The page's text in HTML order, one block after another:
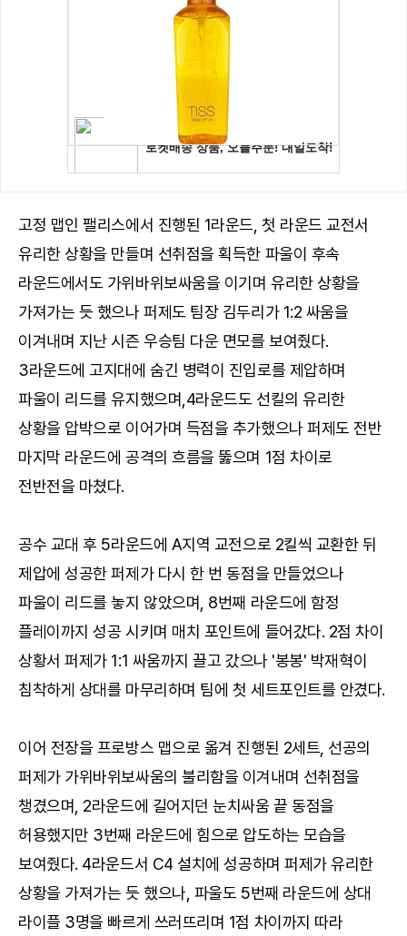
고정 맵인 팰리스에서 진행된 1라운드, 첫 라운드 교전서
유리한 상황을 만들며 선취점을 획득한 파울이 후속
라운드에서도 가위바위보싸움을 이기며 유리한 상황을
가져가는 듯 했으나 퍼제도 팀장 김두리가 1:2 싸움을
이겨내며 지난 시즌 우승팀 다운 면모를 보여줬다.
3라운드에 고지대에 숨긴 병력이 진입로를 제압하며
파울이 리드를 유지했으며,4라운드도 선킬의 유리한
상황을 압박으로 이어가며 득점을 추가했으나 퍼제도 전반
마지막 라운드에 공격의 흐름을 뚫으며 1점 차이로
전반전을 마쳤다.
공수 교대 후 5라운드에 A지역 교전으로 2킬씩 교환한 뒤
제압에 성공한 퍼제가 다시 한 번 동점을 만들었으나
파울이 리드를 놓지 않았으며, 8번째 라운드에 함정
플레이까지 성공 시키며 매치 포인트에 들어갔다. 2점 차이
상황서 퍼제가 1:1 싸움까지 끌고 갔으나 '봉봉' 박재혁이
침착하게 상대를 마무리하며 팀에 첫 세트포인트를 안겼다.
이어 전장을 프로방스 맵으로 옮겨 진행된 2세트, 선공의
퍼제가 가위바위보싸움의 불리함을 이겨내며 선취점을
챙겼으며, 2라운드에 길어지던 눈치싸움 끝 동점을
허용했지만 3번째 라운드에 힘으로 압도하는 모습을
보여줬다. 4라운드서 C4 설치에 성공하며 퍼제가 유리한
상황을 가져가는 듯 했으나, 파울도 5번째 라운드에 상대
라이플 3명을 빠르게 쓰러뜨리며 1점 차이까지 따라